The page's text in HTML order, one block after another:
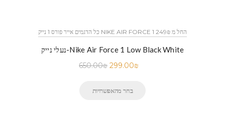
כל הדגמים אייר פורס 1 נייק NIKE AIR FORCE 1 החל מ 249₪
נעלי נייק-Nike Air Force 1 Low Black White
650.00₪ 299.00₪
בחר מהאפשרויות